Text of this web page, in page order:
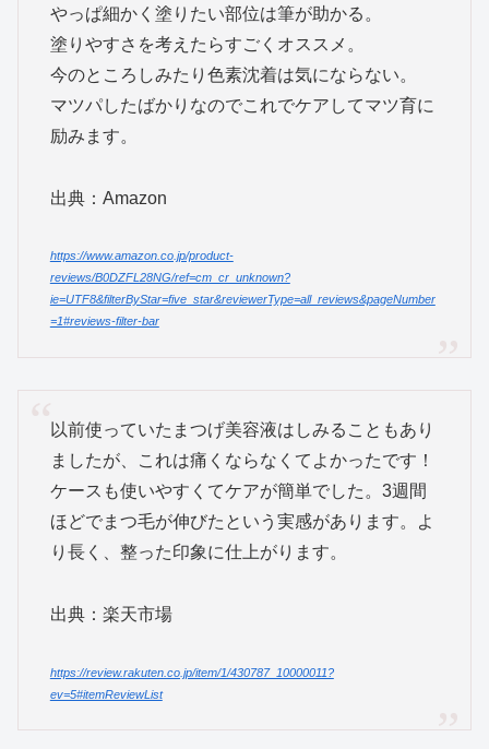
やっぱ細かく塗りたい部位は筆が助かる。
塗りやすさを考えたらすごくオススメ。
今のところしみたり色素沈着は気にならない。
マツパしたばかりなのでこれでケアしてマツ育に
励みます。
出典：Amazon
https://www.amazon.co.jp/product-
reviews/B0DZFL28NG/ref=cm_cr_unknown?
ie=UTF8&filterByStar=five_star&reviewerType=all_reviews&pageNumber
=1#reviews-filter-bar
以前使っていたまつげ美容液はしみることもあり
ましたが、これは痛くならなくてよかったです！
ケースも使いやすくてケアが簡単でした。3週間
ほどでまつ毛が伸びたという実感があります。よ
り長く、整った印象に仕上がります。
出典：楽天市場
https://review.rakuten.co.jp/item/1/430787_10000011?
ev=5#itemReviewList